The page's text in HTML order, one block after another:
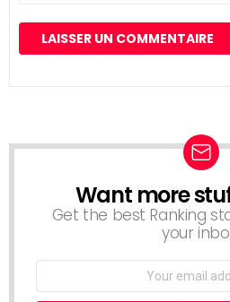
NEWSLETTER
Want more
Get the best Ranking
your
Email